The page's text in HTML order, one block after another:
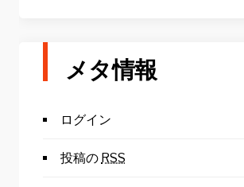
メタ情報
ログイン
投稿の RSS